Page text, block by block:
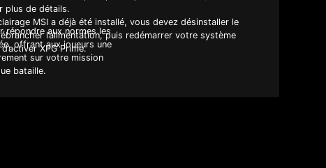
plus de détails.
MSI a déjà été installé, vous devez désinstaller le
l’alimentation, puis redémarrer votre système
XPG Prime.
répondre aux normes les
offrant aux joueurs une
sur votre mission
bataille.